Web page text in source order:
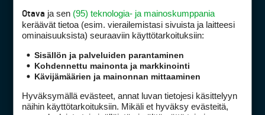
Golfpiste mediakortti
Mediahinnasto
Tietoa verkon kävijöistä
Golfpisteen yhteystiedot
Otava ja sen (95) teknologia- ja mainoskumppania
keräävät tietoa (esim. vierailemis­tasi sivuista ja laitteesi
ominaisuuk­sista) seuraaviin käyttötarkoituksiin:
Sisällön ja palveluiden parantaminen
Kohdennettu mainonta ja markkinointi
Kävijämäärien ja mainonnan mittaaminen
Hyväksymällä evästeet, annat luvan tietojesi käsittelyyn
näihin käyttötarkoituksiin. Mikäli et hyväksy evästeitä,